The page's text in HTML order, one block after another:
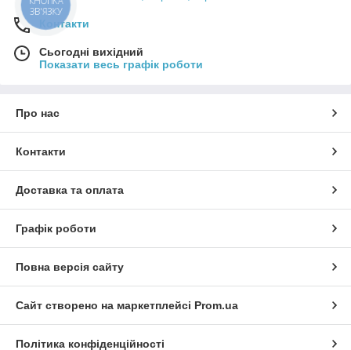
Контакти
Сьогодні вихідний
Показати весь графік роботи
Про нас
Контакти
Доставка та оплата
Графік роботи
Повна версія сайту
Сайт створено на маркетплейсі Prom.ua
Політика конфіденційності
ЗВ'ЯЗКУ